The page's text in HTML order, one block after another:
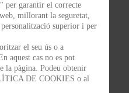
2019
per garantir el correcte
millorant la seguretat,
superior i per
el seu ús o a
aquest cas no es pot
la pàgina. Podeu obtenir
DE COOKIES o al